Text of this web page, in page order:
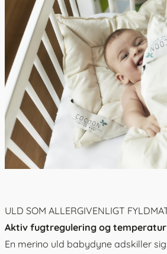
ULD SOM ALLERGIVENLIGT
Aktiv fugtregulering og
En merino uld babydyne adskiller